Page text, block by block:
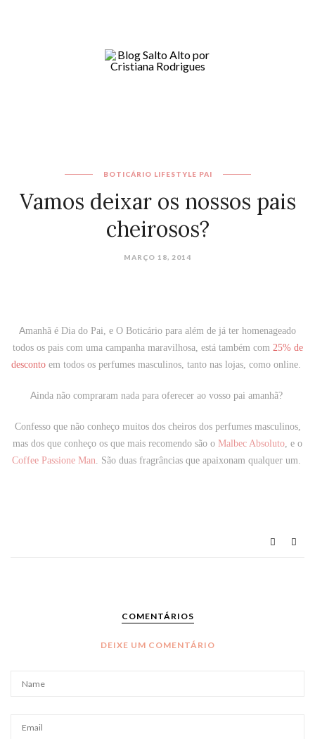
BOTICÁRIO LIFESTYLE PAI
Vamos deixar os nossos pais
cheirosos?
MARÇO 18, 2014
Amanhã é Dia do Pai, e O Boticário para além de já ter homenageado
todos os pais com uma campanha maravilhosa, está também com 25% de
desconto em todos os perfumes masculinos, tanto nas lojas, como online.
Ainda não compraram nada para oferecer ao vosso pai amanhã?
Confesso que não conheço muitos dos cheiros dos perfumes masculinos,
mas dos que conheço os que mais recomendo são o Malbec Absoluto, e o
Coffee Passione Man. São duas fragrâncias que apaixonam qualquer um.
COMENTÁRIOS
DEIXE UM COMENTÁRIO